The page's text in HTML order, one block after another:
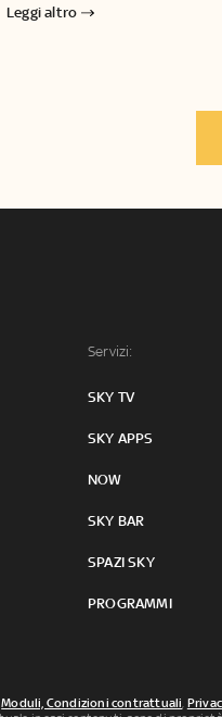
Leggi altro
Servizi:
SKY TV
SKY APPS
NOW
SKY BAR
SPAZI SKY
PROGRAMMI
Moduli, Condizioni contrattuali,